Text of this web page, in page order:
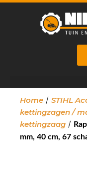
Home / STIHL
kettingzagen /
kettingzaag /
mm, 40 cm, 67